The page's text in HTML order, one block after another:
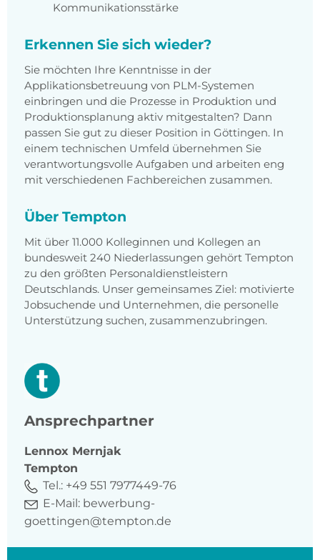
Kommunikationsstärke
Erkennen Sie sich wieder?
Sie möchten Ihre Kenntnisse in der
Applikationsbetreuung von PLM-Systemen
einbringen und die Prozesse in Produktion und
Produktionsplanung aktiv mitgestalten? Dann
passen Sie gut zu dieser Position in Göttingen. In
einem technischen Umfeld übernehmen Sie
verantwortungsvolle Aufgaben und arbeiten eng
mit verschiedenen Fachbereichen zusammen.
Über Tempton
Mit über 11.000 Kolleginnen und Kollegen an
bundesweit 240 Niederlassungen gehört Tempton
zu den größten Personaldienstleistern
Deutschlands. Unser gemeinsames Ziel: motivierte
Jobsuchende und Unternehmen, die personelle
Unterstützung suchen, zusammenzubringen.
Ansprechpartner
Lennox Mernjak
Tempton
Tel.: +49 551 7977449-76
E-Mail: bewerbung-
goettingen@tempton.de